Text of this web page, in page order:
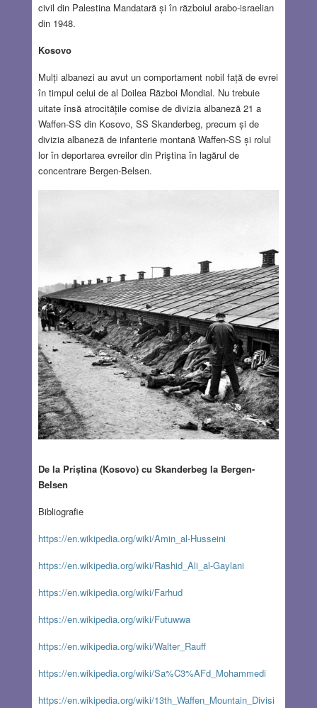
civil din Palestina Mandatară și în războiul arabo-israelian
din 1948.
Kosovo
Mulți albanezi au avut un comportament nobil față de evrei
în timpul celui de al Doilea Război Mondial. Nu trebuie
uitate însă atrocitățile comise de divizia albaneză 21 a
Waffen-SS din Kosovo, SS Skanderbeg, precum și de
divizia albaneză de infanterie montană Waffen-SS și rolul
lor în deportarea evreilor din Priştina în lagărul de
concentrare Bergen-Belsen.
De la Priștina (Kosovo) cu Skanderbeg la Bergen-
Belsen
Bibliografie
https://en.wikipedia.org/wiki/Amin_al-Husseini
https://en.wikipedia.org/wiki/Rashid_Ali_al-Gaylani
https://en.wikipedia.org/wiki/Farhud
https://en.wikipedia.org/wiki/Futuwwa
https://en.wikipedia.org/wiki/Walter_Rauff
https://en.wikipedia.org/wiki/Sa%C3%AFd_Mohammedi
https://en.wikipedia.org/wiki/13th_Waffen_Mountain_Divisi